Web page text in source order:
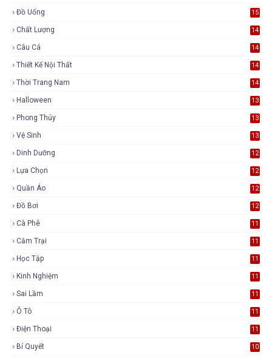
Đồ Uống 15
Chất Lượng 14
Câu Cá 14
Thiết Kế Nội Thất 14
Thời Trang Nam 14
Halloween 13
Phong Thủy 13
Vệ Sinh 13
Dinh Dưỡng 12
Lựa Chọn 12
Quần Áo 12
Đồ Bơi 12
Cà Phê 11
Cắm Trại 11
Học Tập 11
Kinh Nghiệm 11
Sai Lầm 11
Ô Tô 11
Điện Thoại 11
Bí Quyết 10